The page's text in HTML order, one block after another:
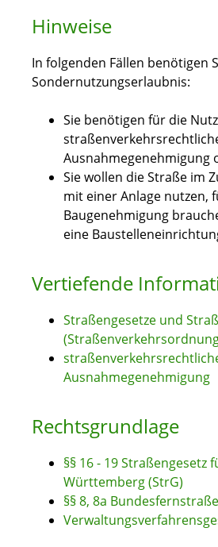
Hinweise
In folgenden Fällen benötigen
Sondernutzungserlaubnis:
Sie benötigen für die
Ausnahmegenehmigung
Sie wollen die Straße im
mit einer Anlage nutzen,
Baugenehmigung
eine
Vertiefende
Straßengesetze und
Ausnahmegenehmigung
Rechtsgrundlage
§§ 16 - 19 Straßengesetz
Württemberg (StrG)
§§ 8, 8a